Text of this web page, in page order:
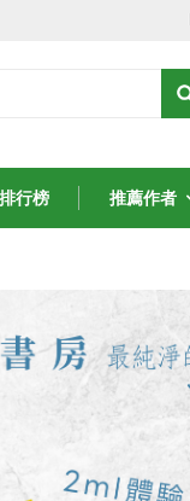
行榜 推薦作者
學